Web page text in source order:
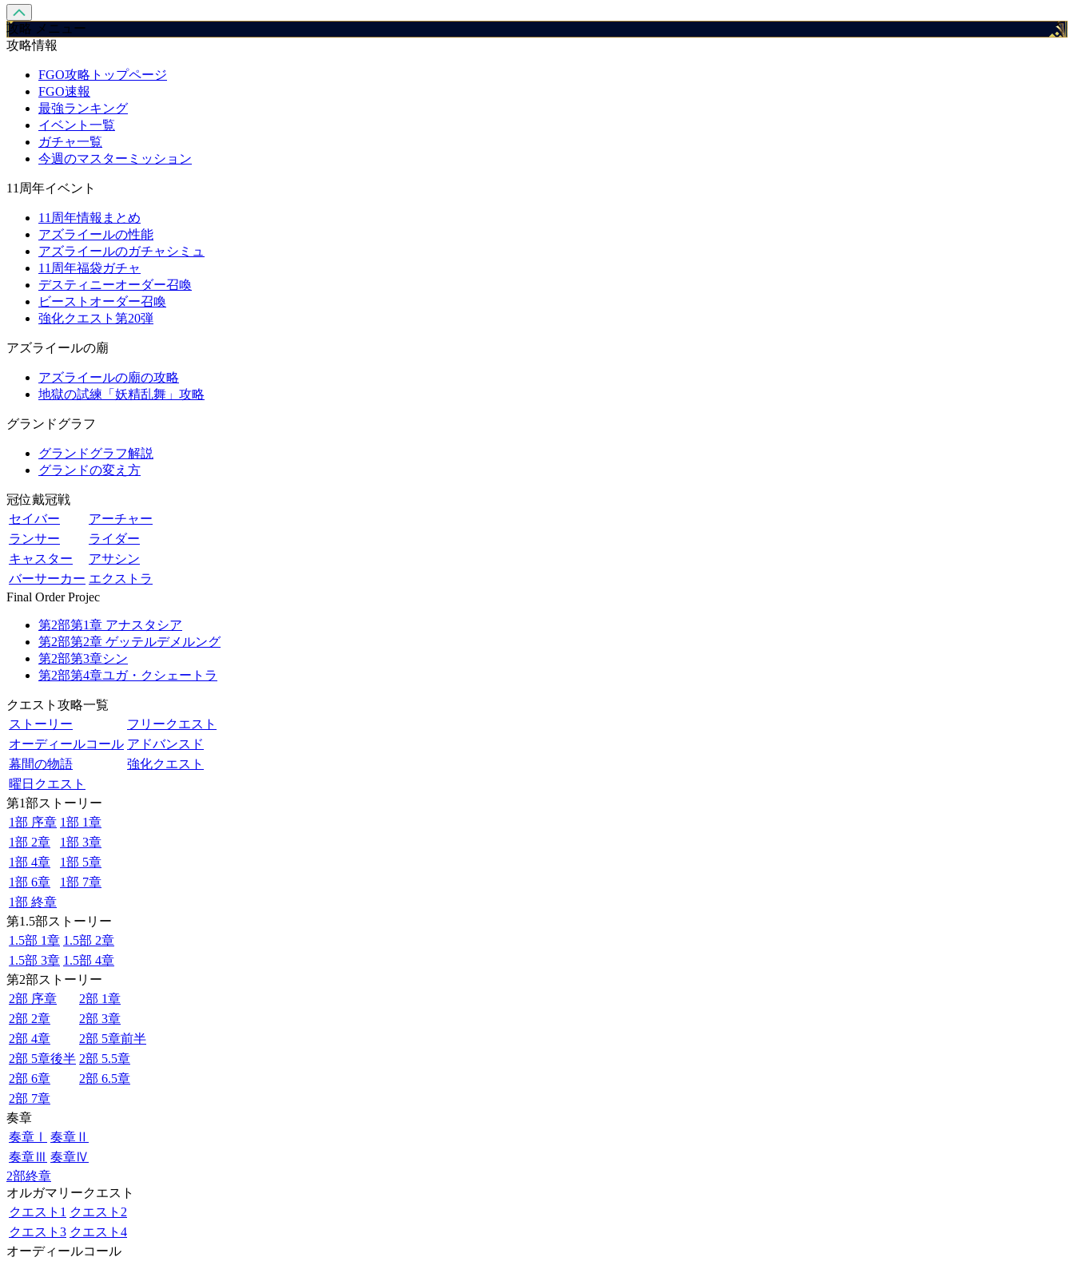
攻略 メニュー
攻略情報
FGO攻略トップページ
FGO速報
最強ランキング
イベント一覧
ガチャ一覧
今週のマスターミッション
11周年イベント
11周年情報まとめ
アズライールの性能
アズライールのガチャシミュ
11周年福袋ガチャ
デスティニーオーダー召喚
ビーストオーダー召喚
強化クエスト第20弾
アズライールの廟
アズライールの廟の攻略
地獄の試練「妖精乱舞」攻略
グランドグラフ
グランドグラフ解説
グランドの変え方
冠位戴冠戦
セイバー
アーチャー
ランサー
ライダー
キャスター
アサシン
バーサーカー エクストラ
Final Order Projec
第2部第1章 アナスタシア
第2部第2章 ゲッテルデメルング
第2部第3章シン
第2部第4章ユガ・クシェートラ
クエスト攻略一覧
ストーリー
フリークエスト
オーディールコール アドバンスド
幕間の物語
強化クエスト
曜日クエスト
第1部ストーリー
1部 序章 1部 1章
1部 2章
1部 3章
1部 4章
1部 5章
1部 6章
1部 7章
1部 終章
第1.5部ストーリー
1.5部 1章 1.5部 2章
1.5部 3章 1.5部 4章
第2部ストーリー
2部 序章
2部 1章
2部 2章
2部 3章
2部 4章
2部 5章前半
2部 5章後半 2部 5.5章
2部 6章
2部 6.5章
2部 7章
奏章
奏章Ⅰ
奏章Ⅱ
奏章Ⅲ 奏章Ⅳ
2部終章
オルガマリークエスト
クエスト1 クエスト2
クエスト3 クエスト4
オーディールコール